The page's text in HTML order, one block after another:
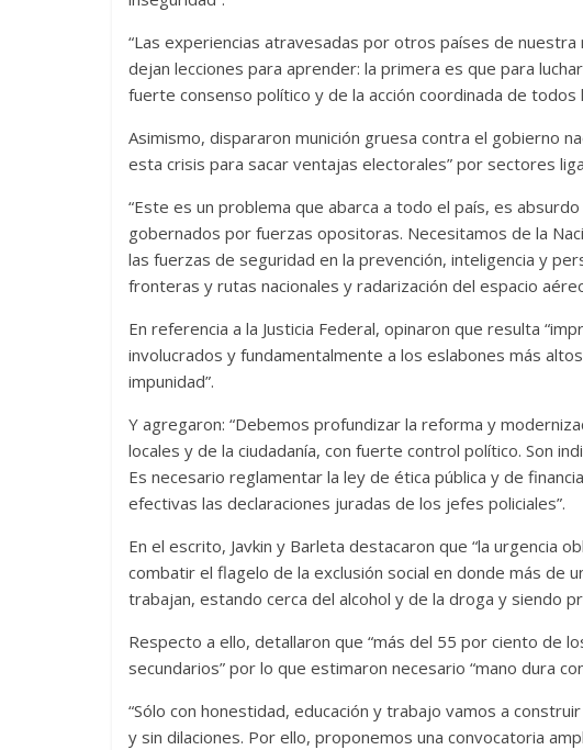
“Las experiencias atravesadas por otros países de
dejan lecciones para aprender: la primera es que para
fuerte consenso político y de la acción coordinada de
Asimismo, dispararon munición gruesa contra el gobierno
esta crisis para sacar ventajas electorales” por sectores
“Este es un problema que abarca a todo el país, es
gobernados por fuerzas opositoras. Necesitamos de la
las fuerzas de seguridad en la prevención, inteligencia y
fronteras y rutas nacionales y radarización del espacio
En referencia a la Justicia Federal, opinaron que resulta
involucrados y fundamentalmente a los eslabones más
impunidad”.
Y agregaron: “Debemos profundizar la reforma y
locales y de la ciudadanía, con fuerte control político. Son
Es necesario reglamentar la ley de ética pública y de
efectivas las declaraciones juradas de los jefes policiales”.
En el escrito, Javkin y Barleta destacaron que “la urgencia
combatir el flagelo de la exclusión social en donde más de
trabajan, estando cerca del alcohol y de la droga y siendo
Respecto a ello, detallaron que “más del 55 por ciento de
secundarios” por lo que estimaron necesario “mano dura
“Sólo con honestidad, educación y trabajo vamos a
y sin dilaciones. Por ello, proponemos una convocatoria